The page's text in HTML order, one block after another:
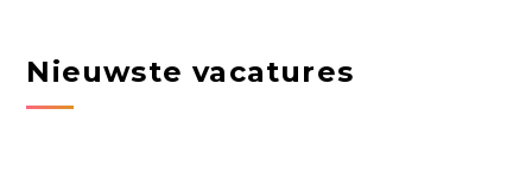
Nieuwste vacatures